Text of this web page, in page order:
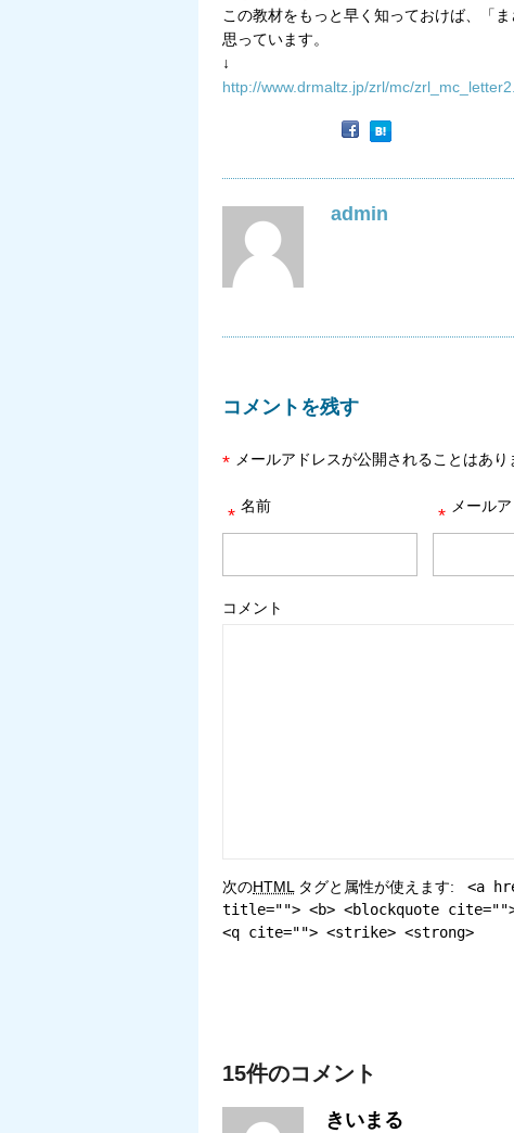
この教材をもっと早く知っておけば、「
思っています。
↓
http://www.drmaltz.jp/zrl/mc/
admin
コメントを残す
メールアドレスが公開されることはあり
*
名前
* メール
*
コメント
次のHTML タグと属性が使えます:
<a
title=""> <b> <blockquote
<q cite=""> <strike> <strong>
15件のコメント
きいまる